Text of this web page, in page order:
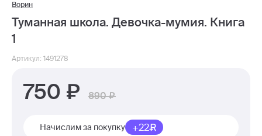
Ворин
Туманная школа. Девочка-мумия. Книга
1
Артикул: 1491278
750 890
Начислим за покупку +22